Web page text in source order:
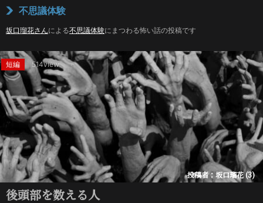
不思議体験
坂口瑠花さんによる不思議体験にまつわる怖い話の投稿です
投稿者：坂口瑠花 (3)
短編 514view
後頭部を数える人